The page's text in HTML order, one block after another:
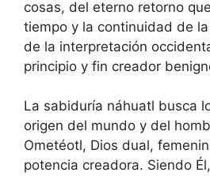
cosas, del eterno retorno
tiempo y la continuidad de
de la interpretación
principio y fin creador
La sabiduría náhuatl busca
origen del mundo y del
Ometéotl, Dios dual,
potencia creadora. Siendo